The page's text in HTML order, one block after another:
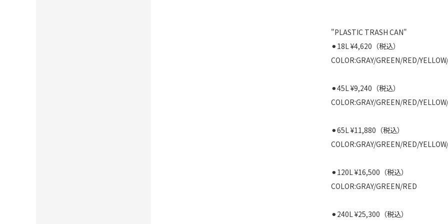
"PLASTIC TRASH CAN"
⚫︎18L ¥4,620（税込）
COLOR:GRAY/GREEN/RED/
⚫︎45L ¥9,240（税込）
COLOR:GRAY/GREEN/RED/
⚫︎65L ¥11,880（税込）
COLOR:GRAY/GREEN/RED/
⚫︎120L ¥16,500（税込）
COLOR:GRAY/GREEN/RED
⚫︎240L ¥25,300（税込）